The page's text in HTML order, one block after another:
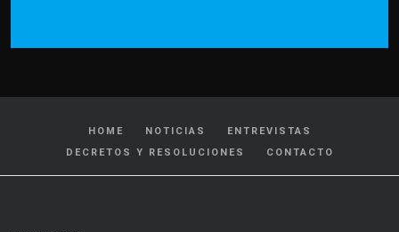
HOME NOTICIAS
ENTREVISTAS
DECRETOS Y RESOLUCIONES
CONTACTO